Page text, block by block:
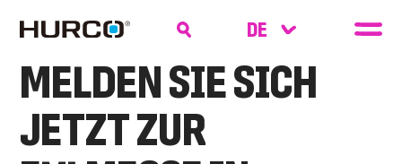
MELDEN SIE SICH
JETZT ZUR